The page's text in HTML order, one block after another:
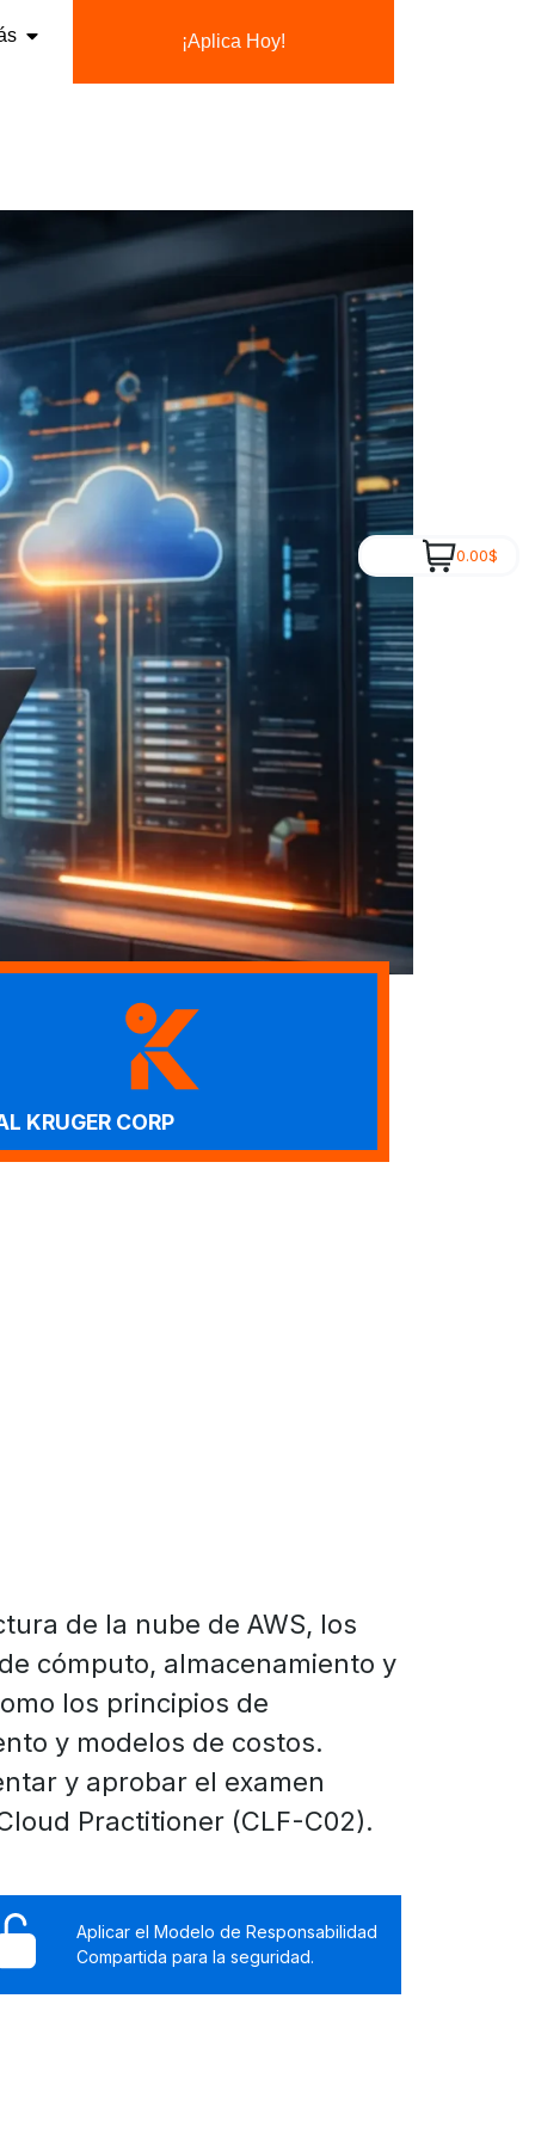
¡Aplica Hoy!
KRUGER CORP
de la nube de AWS, los
cómputo, almacenamiento y
los principios de
y modelos de costos.
y aprobar el examen
Practitioner (CLF-C02).
Aplicar el Modelo de Responsabilidad
Compartida para la seguridad.
0.00$